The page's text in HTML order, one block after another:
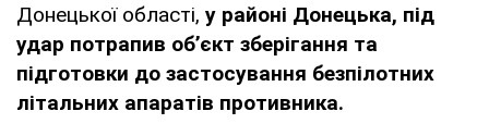
Донецької області, у районі Донецька, під
удар потрапив об’єкт зберігання та
підготовки до застосування безпілотних
літальних апаратів противника.